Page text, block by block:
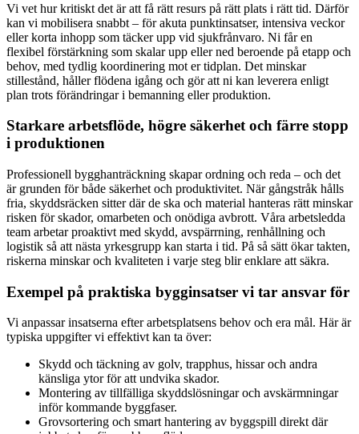
Vi vet hur kritiskt det är att få rätt resurs på rätt plats i rätt tid. Därför
kan vi mobilisera snabbt – för akuta punktinsatser, intensiva veckor
eller korta inhopp som täcker upp vid sjukfrånvaro. Ni får en
flexibel förstärkning som skalar upp eller ned beroende på etapp och
behov, med tydlig koordinering mot er tidplan. Det minskar
stillestånd, håller flödena igång och gör att ni kan leverera enligt
plan trots förändringar i bemanning eller produktion.
Starkare arbetsflöde, högre säkerhet och färre stopp
i produktionen
Professionell bygghanträckning skapar ordning och reda – och det
är grunden för både säkerhet och produktivitet. När gångstråk hålls
fria, skyddsräcken sitter där de ska och material hanteras rätt minskar
risken för skador, omarbeten och onödiga avbrott. Våra arbetsledda
team arbetar proaktivt med skydd, avspärrning, renhållning och
logistik så att nästa yrkesgrupp kan starta i tid. På så sätt ökar takten,
riskerna minskar och kvaliteten i varje steg blir enklare att säkra.
Exempel på praktiska bygginsatser vi tar ansvar för
Vi anpassar insatserna efter arbetsplatsens behov och era mål. Här är
typiska uppgifter vi effektivt kan ta över:
Skydd och täckning av golv, trapphus, hissar och andra
känsliga ytor för att undvika skador.
Montering av tillfälliga skyddslösningar och avskärmningar
inför kommande byggfaser.
Grovsortering och smart hantering av byggspill direkt där